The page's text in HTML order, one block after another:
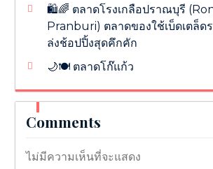
🛍️🌈 ตลาดโรงเกลือปราณบุรี
Pranburi) ตลาดของใช้เบ็ดเตล็ด
ล่งช้อปปิ้งสุดคึกคัก
🌙🍽️ ตลาดโก๊แก้ว
Comments
ไม่มีความเห็นที่จะแสดง